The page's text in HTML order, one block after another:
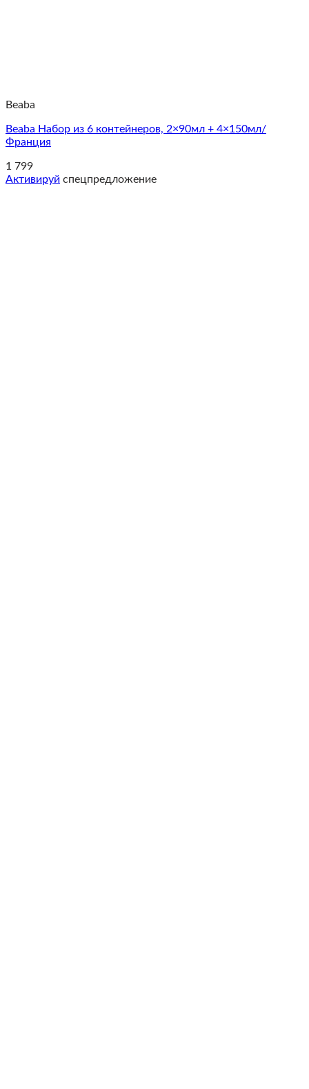
Beaba
Beaba Набор из 6 контейнеров, 2×90мл + 4×150мл/
Франция
1 799
Активируй спецпредложение